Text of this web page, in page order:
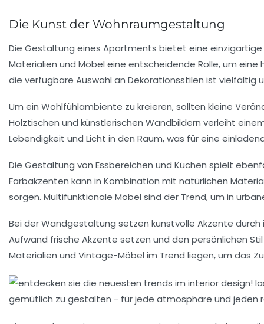
Die Kunst der Wohnraumgestaltung
Die Gestaltung eines Apartments bietet eine
Materialien und Möbel eine entscheidende Rolle, um eine
die verfügbare Auswahl an Dekorationsstilen ist vielfältig
Um ein Wohlfühlambiente zu kreieren, sollten kleine
Holztischen und künstlerischen Wandbildern verleiht
Lebendigkeit und Licht in den Raum, was für eine
Die Gestaltung von Essbereichen und Küchen spielt
Farbakzenten kann in Kombination mit natürlichen
sorgen. Multifunktionale Möbel sind der Trend, um in
Bei derWandgestaltung setzen kunstvolle Akzente
Aufwand frische Akzente setzen und den persönlichen
Materialien und Vintage-Möbel im Trend liegen, um das